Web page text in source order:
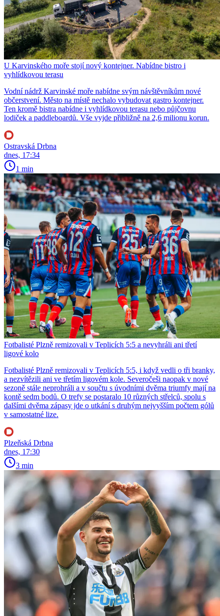
U Karvinského moře stojí nový kontejner. Nabídne bistro i
vyhlídkovou terasu
Vodní nádrž Karvinské moře nabídne svým návštěvníkům nové
občerstvení. Město na místě nechalo vybudovat gastro kontejner.
Ten kromě bistra nabídne i vyhlídkovou terasu nebo půjčovnu
lodiček a paddleboardů. Vše vyjde přibližně na 2,6 milionu korun.
Ostravská Drbna
dnes, 17:34
1 min
Fotbalisté Plzně remizovali v Teplicích 5:5 a nevyhráli ani třetí
ligové kolo
Fotbalisté Plzně remizovali v Teplicích 5:5, i když vedli o tři branky,
a nezvítězili ani ve třetím ligovém kole. Severočeši naopak v nové
sezoně stále neprohráli a v součtu s úvodními dvěma triumfy mají na
kontě sedm bodů. O trefy se postaralo 10 různých střelců, spolu s
dalšími dvěma zápasy jde o utkání s druhým nejvyšším počtem gólů
v samostatné lize.
Plzeňská Drbna
dnes, 17:30
3 min